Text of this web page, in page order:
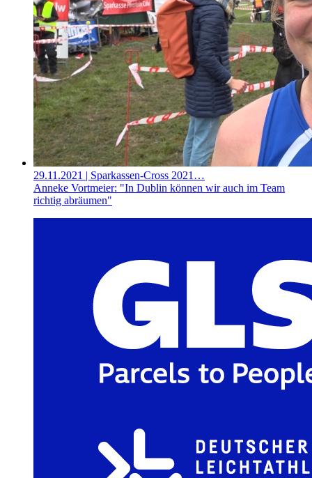
29.11.2021 | Sparkassen-Cross 2021…
Anneke Vortmeier: "In Dublin können wir auch im Team
richtig abräumen"